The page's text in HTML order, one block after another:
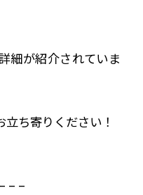
細が紹介されていま
ち寄りください！
– –